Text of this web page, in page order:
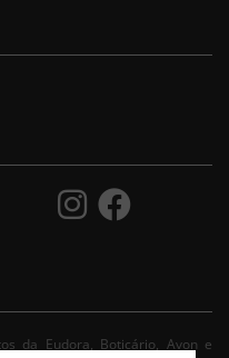
da Eudora, Boticário, Avon e